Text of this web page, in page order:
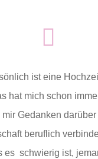
ist eine
hat mich schon
Gedanken
beruflich
es schwierig ist,